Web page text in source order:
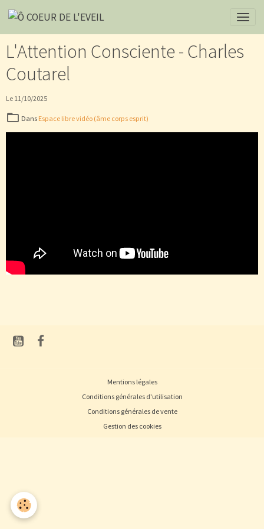
L'Attention Consciente - Charles
Coutarel
Le 11/10/2025
Dans Espace libre vidéo (âme corps esprit)
Mentions légales
Conditions générales d'utilisation
Conditions générales de vente
Gestion des cookies